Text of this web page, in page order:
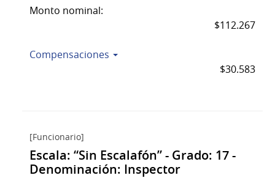
Monto nominal:
$112.267
Compensaciones
$30.583
[Funcionario]
Escala: “Sin Escalafón” - Grado: 17 -
Denominación: Inspector